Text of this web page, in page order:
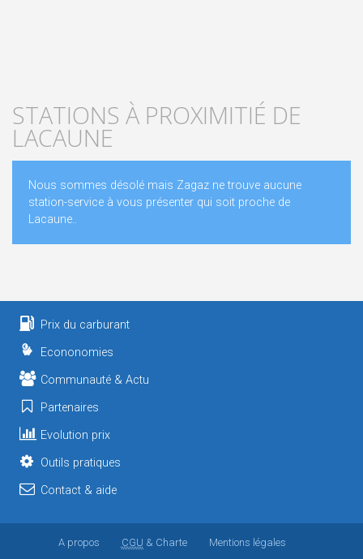
STATIONS À PROXIMITIÉ DE
LACAUNE
Nous sommes désolé mais Zagaz ne trouve aucune
station-service à vous présenter qui soit proche de
Lacaune..
Prix du carburant
Econonomies
Communauté & Actu
Partenaires
Evolution prix
Outils pratiques
Contact & aide
A propos CGU & Charte Mentions légales